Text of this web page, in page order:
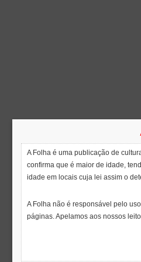
A Folha é uma publicação de
confirma que é maior de idade,
idade em locais cuja lei assim o
A Folha não é responsável pelo
páginas. Apelamos aos nossos